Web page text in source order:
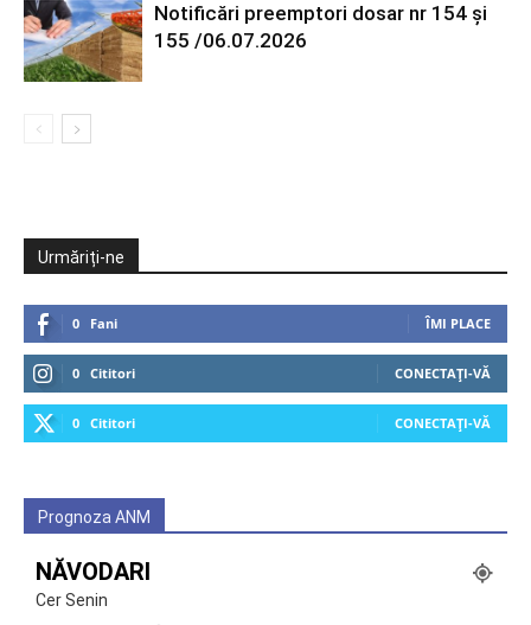
Notificări preemptori dosar nr 154 și
155 /06.07.2026
Urmăriți-ne
0 Fani ÎMI PLACE
0 Cititori CONECTAȚI-VĂ
0 Cititori CONECTAȚI-VĂ
Prognoza ANM
NĂVODARI
Cer Senin